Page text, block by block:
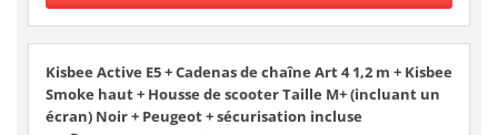
Kisbee Active E5 + Cadenas de chaîne Art 4 1,2 m + Kisbee
Smoke haut + Housse de scooter Taille M+ (incluant un
écran) Noir + Peugeot + sécurisation incluse